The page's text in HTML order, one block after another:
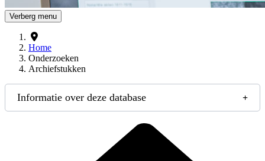
Verberg menu
Home
Onderzoeken
Archiefstukken
Informatie over deze database